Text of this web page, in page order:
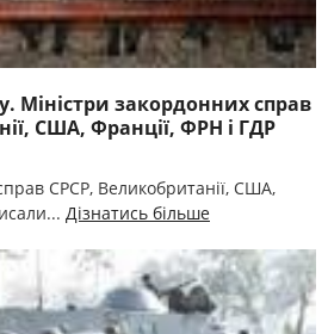
Міністри закордонних справ
США, Франції, ФРН і ГДР
СРСР, Великобританії, США,
Дізнатись більше